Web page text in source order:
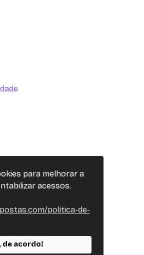
para melhorar a
acessos.
politica-de-
de acordo!